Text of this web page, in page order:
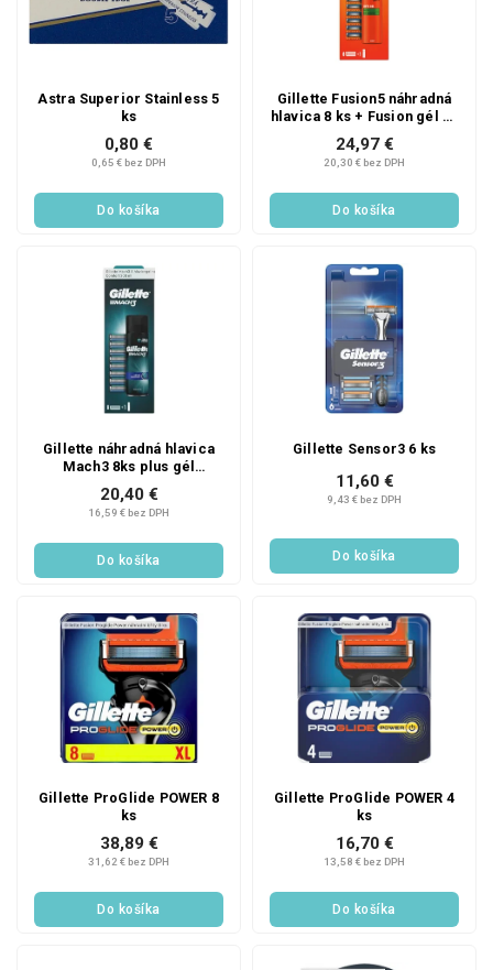
Astra Superior Stainless 5
ks
0,65 € bez DPH
0,80 €
Do košíka
Gillette Fusion5 náhradná
hlavica 8 ks + Fusion gél na
sada
20,30 € bez DPH
24,97 €
Do košíka
Gillette náhradná hlavica
Mach3 8ks plus gél
16,59 € bez DPH
20,40 €
Do košíka
Gillette Sensor3 6 ks
9,43 € bez DPH
11,60 €
Do košíka
Gillette ProGlide POWER 8
ks
31,62 € bez DPH
38,89 €
Do košíka
Gillette ProGlide POWER 4
ks
13,58 € bez DPH
16,70 €
Do košíka